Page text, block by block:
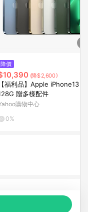
降價
(降$2,600)
【福利品】Apple iPhone13 Pro
贈多樣配件
購物中心
0%
推薦，商品資料更新會有